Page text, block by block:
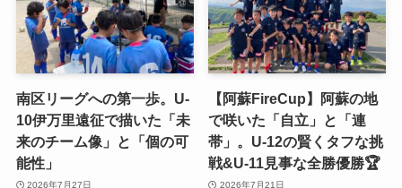
南区リーグへの第一歩。U-
10伊万里遠征で描いた「未
来のチーム像」と「個の可
能性」
2026年7月27日
【阿蘇FireCup】阿蘇の地
で咲いた「自立」と「連
帯」。U-12の賢くタフな挑
戦&U-11見事な全勝優勝🏆
2026年7月21日